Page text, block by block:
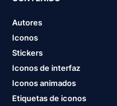
Autores
Iconos
Stickers
Iconos de interfaz
Iconos animados
Etiquetas de iconos